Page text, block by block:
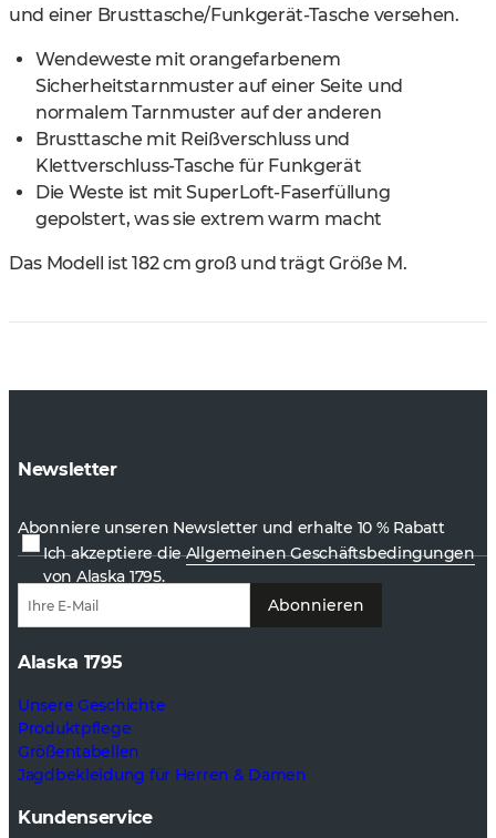
und einer Brusttasche/Funkgerät-Tasche versehen.
Wendeweste mit orangefarbenem
Sicherheitstarnmuster auf einer Seite und
normalem Tarnmuster auf der anderen
Brusttasche mit Reißverschluss und
Klettverschluss-Tasche für Funkgerät
Die Weste ist mit SuperLoft-Faserfüllung
gepolstert, was sie extrem warm macht
Das Modell ist 182 cm groß und trägt Größe M.
Newsletter
Abonniere unseren Newsletter und erhalte 10 % Rabatt
Ich akzeptiere dieAllgemeinen Geschäftsbedingungen
von Alaska 1795.
Abonnieren
Alaska 1795
Unsere Geschichte
Produktpflege
Größentabellen
Jagdbekleidung für Herren & Damen
Kundenservice